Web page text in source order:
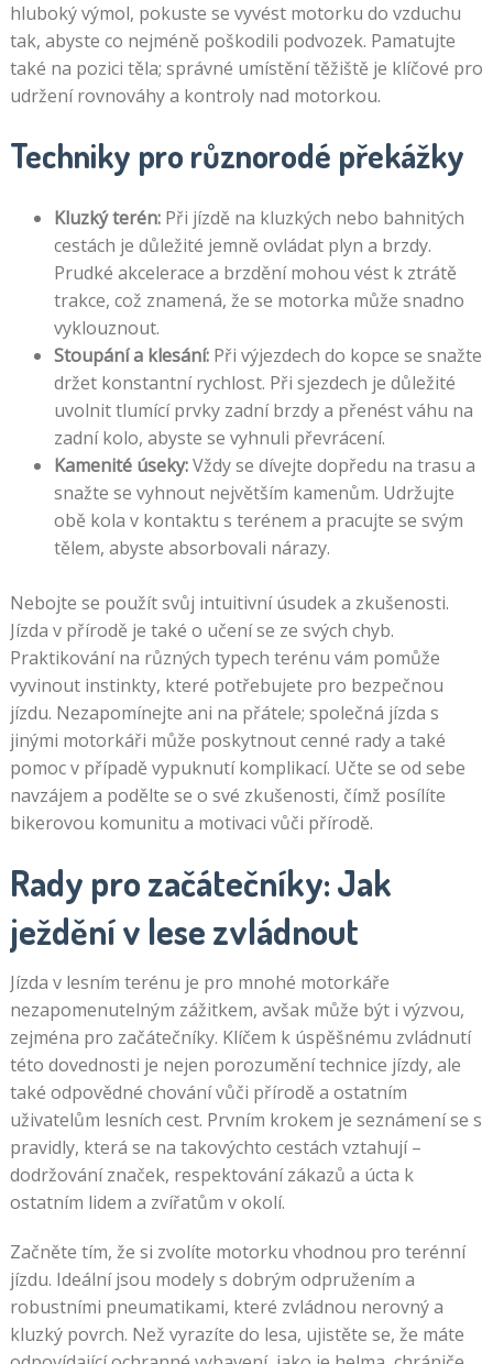
hluboký výmol, pokuste se vyvést motorku do vzduchu
tak, abyste co nejméně poškodili podvozek. Pamatujte
také na pozici těla; správné umístění těžiště je klíčové pro
udržení rovnováhy a kontroly nad motorkou.
Techniky pro různorodé překážky
Kluzký terén:Při jízdě na kluzkých nebo bahnitých
cestách je důležité jemně ovládat plyn a brzdy.
Prudké akcelerace a brzdění mohou vést k ztrátě
trakce, což znamená, že se motorka může snadno
vyklouznout.
Stoupání a klesání:Při výjezdech do kopce se snažte
držet konstantní rychlost. Při sjezdech je důležité
uvolnit tlumící prvky zadní brzdy a přenést váhu na
zadní kolo, abyste se vyhnuli převrácení.
Kamenité úseky:Vždy se dívejte dopředu na trasu a
snažte se vyhnout největším kamenům. Udržujte
obě kola v kontaktu s terénem a pracujte se svým
tělem, abyste absorbovali nárazy.
Nebojte se použít svůj intuitivní úsudek a zkušenosti.
Jízda v přírodě je také o učení se ze svých chyb.
Praktikování na různých typech terénu vám pomůže
vyvinout instinkty, které potřebujete pro bezpečnou
jízdu. Nezapomínejte ani na přátele; společná jízda s
jinými motorkáři může poskytnout cenné rady a také
pomoc v případě vypuknutí komplikací. Učte se od sebe
navzájem a podělte se o své zkušenosti, čímž posílíte
bikerovou komunitu a motivaci vůči přírodě.
Rady pro začátečníky: Jak
ježdění v lese zvládnout
Jízda v lesním terénu je pro mnohé motorkáře
nezapomenutelným zážitkem, avšak může být i výzvou,
zejména pro začátečníky. Klíčem k úspěšnému zvládnutí
této dovednosti je nejen porozumění technice jízdy, ale
také odpovědné chování vůči přírodě a ostatním
uživatelům lesních cest. Prvním krokem je seznámení se s
pravidly, která se na takovýchto cestách vztahují –
dodržování značek, respektování zákazů a úcta k
ostatním lidem a zvířatům v okolí.
Začněte tím, že si zvolíte motorku vhodnou pro terénní
jízdu. Ideální jsou modely s dobrým odpružením a
robustními pneumatikami, které zvládnou nerovný a
kluzký povrch. Než vyrazíte do lesa, ujistěte se, že máte